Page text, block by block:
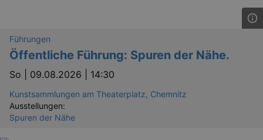
Führungen
Öffentliche Führung: Spuren der Nähe.
So | 09.08.2026 | 14:30
Kunstsammlungen am Theaterplatz, Chemnitz
Ausstellungen:
Spuren der Nähe